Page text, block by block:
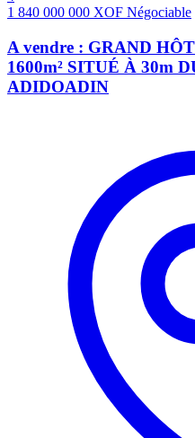
1 840 000 000 XOF Négociable
A vendre : GRAND
1600m² SITUÉ À 30m
ADIDOADIN